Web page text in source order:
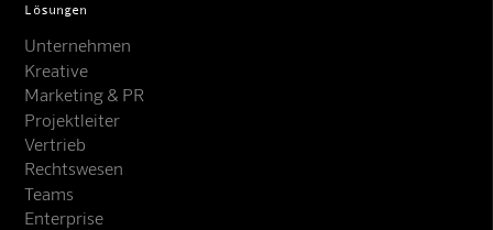
Lösungen
Unternehmen
Kreative
Marketing & PR
Projektleiter
Vertrieb
Rechtswesen
Teams
Enterprise